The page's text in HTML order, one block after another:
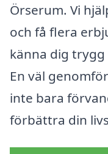
Örserum. Vi
och få flera
känna dig
En väl
inte bara
förbättra din